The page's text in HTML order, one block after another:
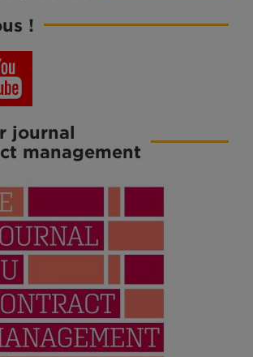
!
journal
management